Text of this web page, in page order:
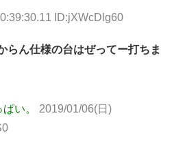
ID:jXWcDlg60
らん仕様の台はぜってー打ちま
い。
2019/01/06(日)